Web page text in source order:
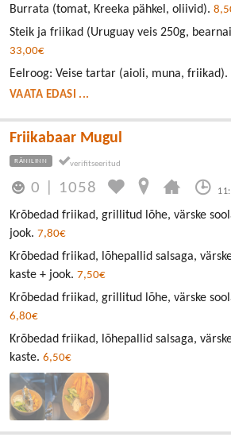
Burrata (tomat, Kreeka pähkel, oliivid).
Steik ja friikad (Uruguay veis 250g,
33,00€
Eelroog: Veise tartar (aioli, muna, friikad).
VAATA EDASI ...
Friikabaar Mugul
RÄNILINN
0 1058
Krõbedad friikad, grillitud lõhe, värske
jook. 7,80€
Krõbedad friikad, lõhepallid salsaga,
kaste + jook. 7,50€
Krõbedad friikad, grillitud lõhe, värske
6,80€
Krõbedad friikad, lõhepallid salsaga,
kaste. 6,50€